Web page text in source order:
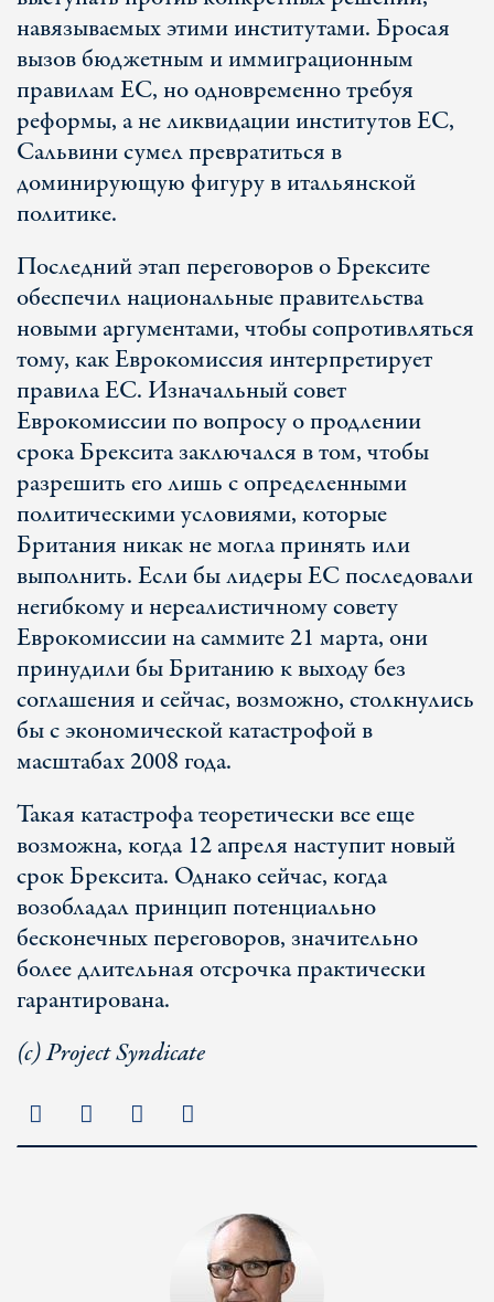
навязываемых этими институтами. Бросая
вызов бюджетным и иммиграционным
правилам ЕС, но одновременно требуя
реформы, а не ликвидации институтов ЕС,
Сальвини сумел превратиться в
доминирующую фигуру в итальянской
политике.
Последний этап переговоров о Брексите
обеспечил национальные правительства
новыми аргументами, чтобы сопротивляться
тому, как Еврокомиссия интерпретирует
правила ЕС. Изначальный совет
Еврокомиссии по вопросу о продлении
срока Брексита заключался в том, чтобы
разрешить его лишь с определенными
политическими условиями, которые
Британия никак не могла принять или
выполнить. Если бы лидеры ЕС последовали
негибкому и нереалистичному совету
Еврокомиссии на саммите 21 марта, они
принудили бы Британию к выходу без
соглашения и сейчас, возможно, столкнулись
бы с экономической катастрофой в
масштабах 2008 года.
Такая катастрофа теоретически все еще
возможна, когда 12 апреля наступит новый
срок Брексита. Однако сейчас, когда
возобладал принцип потенциально
бесконечных переговоров, значительно
более длительная отсрочка практически
гарантирована.
(c) Project Syndicate